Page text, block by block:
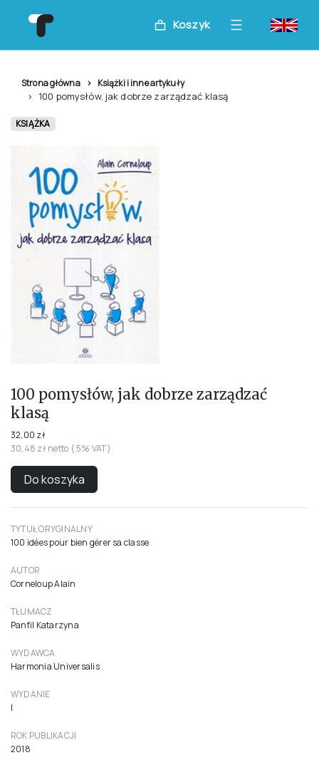
Koszyk
Strona główna Książki i inne artykuły
100 pomysłów, jak dobrze zarządzać klasą
KSIĄŻKA
100 pomysłów, jak dobrze zarządzać
klasą
32,00 zł
30,48 zł netto ( 5% VAT)
Do koszyka
TYTUŁ ORYGINALNY
100 idées pour bien gérer sa classe
AUTOR
Corneloup Alain
TŁUMACZ
Panfil Katarzyna
WYDAWCA
Harmonia Universalis
WYDANIE
I
ROK PUBLIKACJI
2018